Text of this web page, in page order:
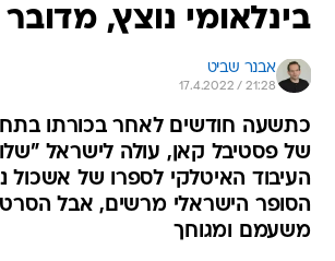
בינלאומי נוצץ,
אבנר שביט
17.4.2022 / 21:28
כתשעה חודשים לאחר בכורתו
של פסטיבל קאן, עולה לישראל
העיבוד האיטלקי לספרו של אשכול
הסופר הישראלי מרשים, אבל
משעמם ומגוחך